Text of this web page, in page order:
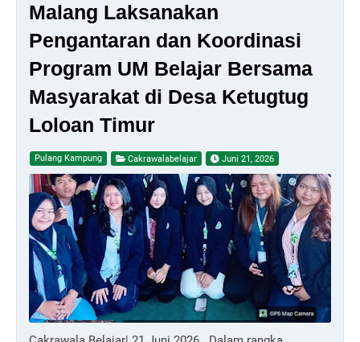
Malang Laksanakan
Pengantaran dan Koordinasi
Program UM Belajar Bersama
Masyarakat di Desa Ketugtug
Loloan Timur
Pulang Kampung Cakrawalabelajar Juni 21, 2026